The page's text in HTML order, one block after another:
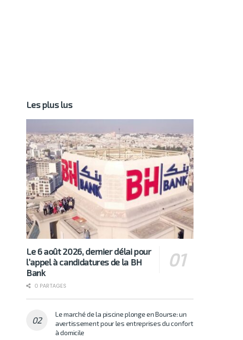
Les plus lus
Le 6 août 2026, dernier délai pour
l’appel à candidatures de la BH
Bank
0 PARTAGES
Le marché de la piscine plonge en Bourse: un
avertissement pour les entreprises du confort
à domicile